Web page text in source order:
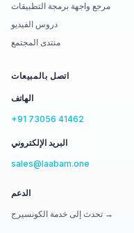
مرجع واجهة برمجة التطبيقات
دروس الفيديو
منتدى المجتمع
اتصل بالمبيعات
الهاتف
+91 73056 41462
البريد الإلكتروني
sales@laabam.one
الدعم
تحدث إلى خدمة الكونسيرج →